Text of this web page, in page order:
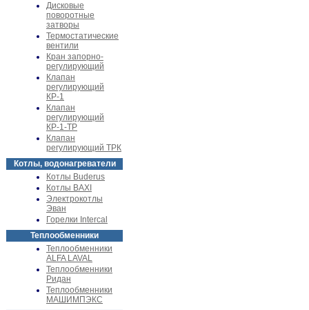
Дисковые
поворотные
затворы
Термостатические
вентили
Кран запорно-
регулирующий
Клапан
регулирующий
КР-1
Клапан
регулирующий
КР-1-ТР
Клапан
регулирующий ТРК
Котлы, водонагреватели
Котлы Buderus
Котлы BAXI
Электрокотлы
Эван
Горелки Intercal
Теплообменники
Теплообменники
ALFA LAVAL
Теплообменники
Ридан
Теплообменники
МАШИМПЭКС